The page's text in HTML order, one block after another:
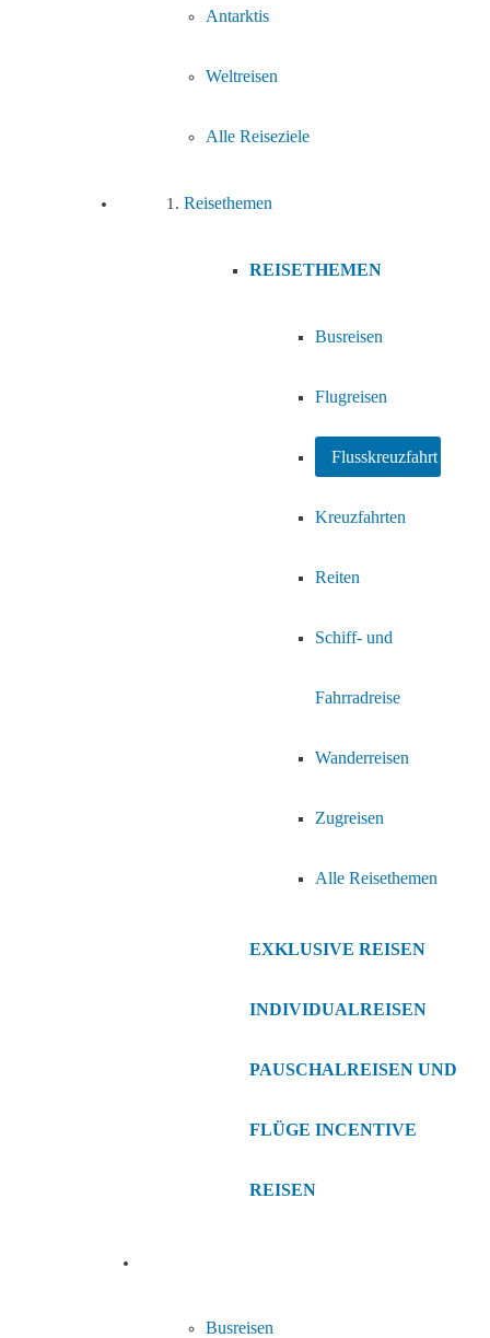
Antarktis
Weltreisen
Alle Reiseziele
Reisethemen
REISETHEMEN
Busreisen
Flugreisen
Flusskreuzfahrt
Kreuzfahrten
Reiten
Schiff- und
Fahrradreise
Wanderreisen
Zugreisen
Alle Reisethemen
EXKLUSIVE REISEN
INDIVIDUALREISEN
PAUSCHALREISEN UND
FLÜGE INCENTIVE
REISEN
Busreisen